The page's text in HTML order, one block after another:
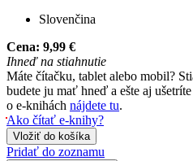
Slovenčina
Cena: 9,99 €
Ihneď na stiahnutie
Máte čítačku, tablet alebo mobil?
budete ju mať hneď a ešte aj
o e-knihách nájdete tu.
Ako čítať e-knihy?
Vložiť do košíka
Pridať do zoznamu